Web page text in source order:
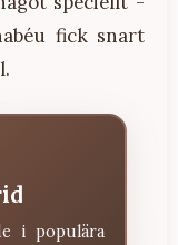
fick snart
i populära